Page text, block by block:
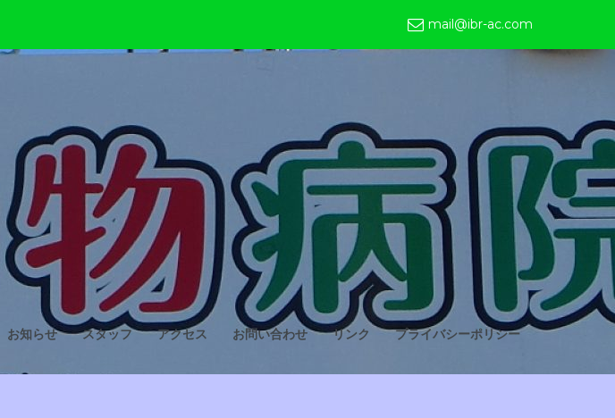
mail@ibr-ac.com
お知らせ スタッフ アクセス お問い合わせ リンク プライバシーポリシー